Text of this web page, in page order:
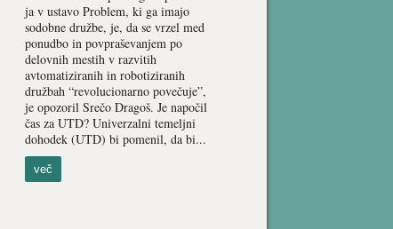
ja v ustavo Problem, ki ga imajo
sodobne družbe, je, da se vrzel med
ponudbo in povpraševanjem po
delovnih mestih v razvitih
avtomatiziranih in robotiziranih
družbah “revolucionarno povečuje”,
je opozoril Srečo Dragoš. Je napočil
čas za UTD? Univerzalni temeljni
dohodek (UTD) bi pomenil, da bi...
več